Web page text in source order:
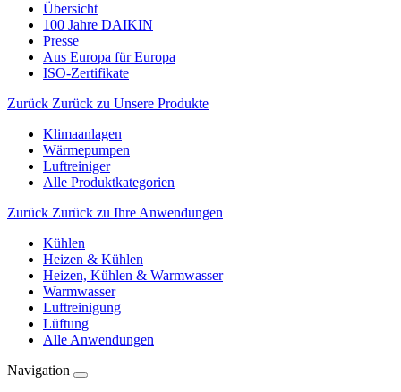
Übersicht
100 Jahre DAIKIN
Presse
Aus Europa für Europa
ISO-Zertifikate
Zurück Zurück zu Unsere Produkte
Klimaanlagen
Wärmepumpen
Luftreiniger
Alle Produktkategorien
Zurück Zurück zu Ihre Anwendungen
Kühlen
Heizen & Kühlen
Heizen, Kühlen & Warmwasser
Warmwasser
Luftreinigung
Lüftung
Alle Anwendungen
Navigation